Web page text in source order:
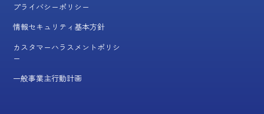
プライバシーポリシー
情報セキュリティ基本方針
カスタマーハラスメントポリシ
ー
一般事業主行動計画